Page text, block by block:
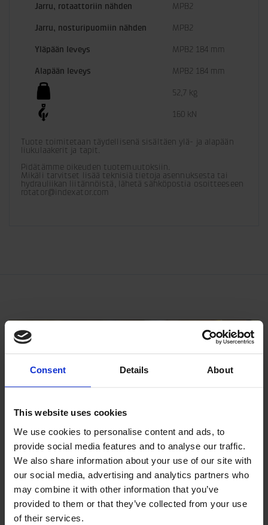
Consent Details About
This website uses cookies
We use cookies to personalise content and ads, to
provide social media features and to analyse our traffic.
We also share information about your use of our site with
our social media, advertising and analytics partners who
may combine it with other information that you’ve
provided to them or that they’ve collected from your use
of their services.
Jarru, rotaattoriin nähden MPB2
Jarru, nosturipuomiin nähden MPB2
Yläpään leveys MPB2 184 mm
Alapään leveys MPB2 184 mm
52,7 kg
160 kN
Tuote toimitetaan täydellisenä sisältäen ylä- ja alapään
liukulaakerit ja tapit.
Pidätämme oikeuden tuotemuutoksiin.
Mikäli tarvitset lisää teknisiä tietoja asennuksesta tai
hydrauliikan liitännöistä, lähetä sähköpostia osoitteeseen
rotator@indexator.com
Filosofiamme